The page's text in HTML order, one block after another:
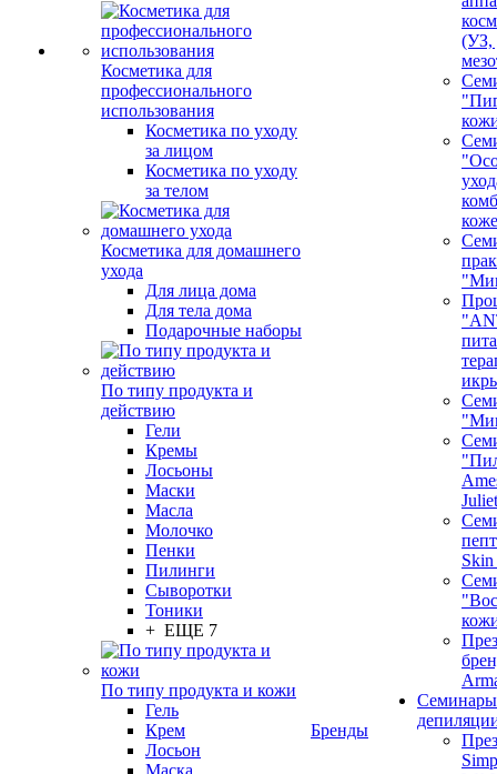
Косметика для
профессионального
использования
Косметика по уходу
за лицом
Косметика по уходу
за телом
Косметика для домашнего
ухода
Для лица дома
Для тела дома
Подарочные наборы
По типу продукта и
действию
Гели
Кремы
Лосьоны
Маски
Масла
Молочко
Пенки
Пилинги
Сыворотки
Тоники
+ ЕЩЕ 7
По типу продукта и кожи
Гель
Крем
Лосьон
Маска
Бренды
(УЗ,